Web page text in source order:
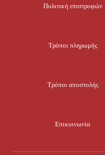
Πολιτική επιστροφών
Τρόποι πληρωμής
Τρόποι αποστολής
Επικοινωνία